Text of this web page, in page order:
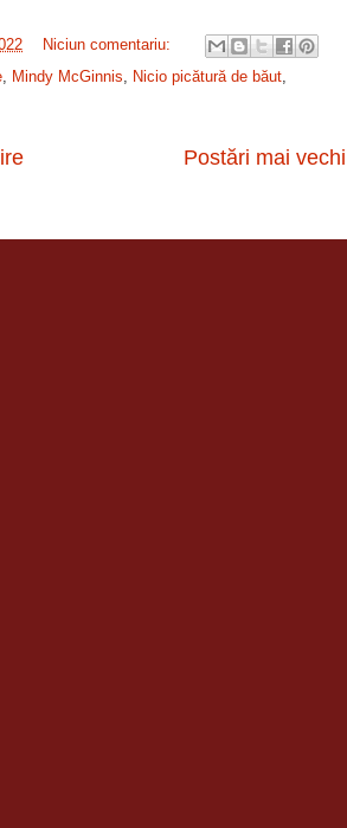
Niciun comentariu:
, Mindy McGinnis, Nicio picătură de băut,
Postări mai vechi